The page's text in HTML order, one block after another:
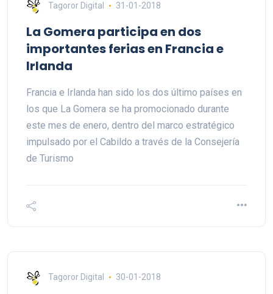
Tagoror Digital 31-01-2018
La Gomera participa en dos
importantes ferias en Francia e
Irlanda
Francia e Irlanda han sido los dos último países en
los que La Gomera se ha promocionado durante
este mes de enero, dentro del marco estratégico
impulsado por el Cabildo a través de la Consejería
de Turismo
Tagoror Digital 30-01-2018